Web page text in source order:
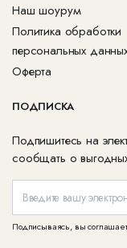
Наш шоурум
Политика обработки
персональных
Оферта
ПОДПИСКА
Подпишитесь на
сообщать о
Подписываясь, вы